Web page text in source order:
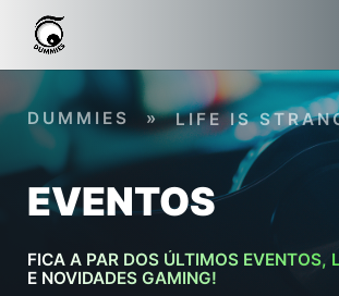
Skip to main content
EVENTOS
FICA A PAR DOS ÚLTIMOS EVENTOS,
E NOVIDADES GAMING!
DUMMIES » LIFE IS